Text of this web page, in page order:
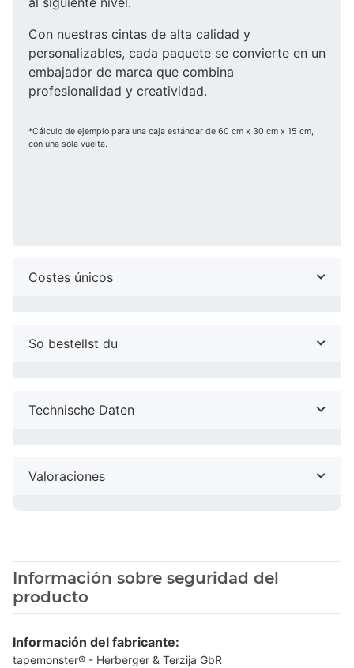
Con nuestras cintas de alta calidad y
personalizables, cada paquete se convierte en un
embajador de marca que combina
profesionalidad y creatividad.
*Cálculo de ejemplo para una caja estándar de 60 cm x 30 cm x 15 cm,
con una sola vuelta.
Costes únicos
So bestellst du
Technische Daten
Valoraciones
Información sobre seguridad del
producto
Información del fabricante:
tapemonster® - Herberger & Terzija GbR